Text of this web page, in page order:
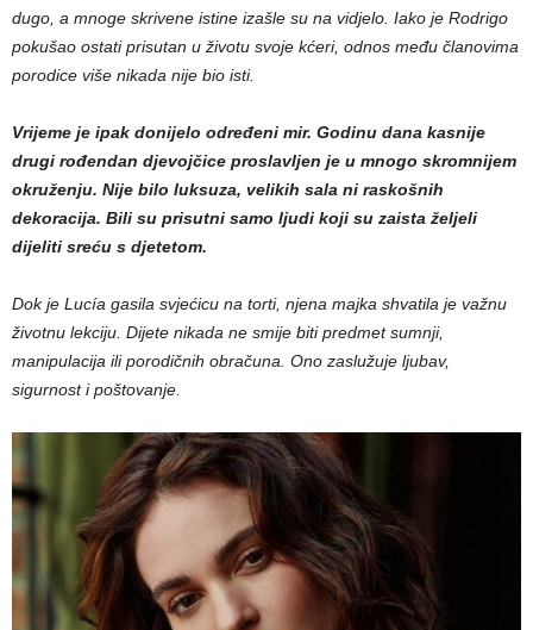
dugo, a mnoge skrivene istine izašle su na vidjelo. Iako je Rodrigo
pokušao ostati prisutan u životu svoje kćeri, odnos među članovima
porodice više nikada nije bio isti.
Vrijeme je ipak donijelo određeni mir. Godinu dana kasnije
drugi rođendan djevojčice proslavljen je u mnogo skromnijem
okruženju. Nije bilo luksuza, velikih sala ni raskošnih
dekoracija. Bili su prisutni samo ljudi koji su zaista željeli
dijeliti sreću s djetetom.
Dok je Lucía gasila svjećicu na torti, njena majka shvatila je važnu
životnu lekciju. Dijete nikada ne smije biti predmet sumnji,
manipulacija ili porodičnih obračuna. Ono zaslužuje ljubav,
sigurnost i poštovanje.